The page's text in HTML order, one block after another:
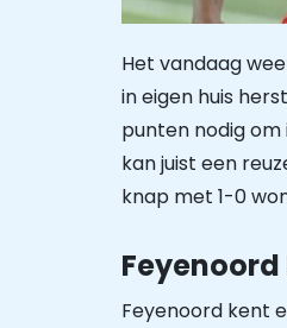
Het vandaag
in eigen huis
punten nodig
kan juist een
knap met 1-0
Feyenoord kent